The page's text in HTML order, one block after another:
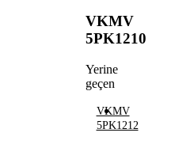
VKMV
5PK1210
Yerine
geçen
VKMV
5PK1212